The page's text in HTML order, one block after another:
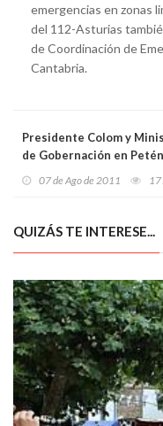
emergencias en zonas
del 112-Asturias
de Coordinación de
Cantabria.
Presidente Colom y
de Gobernación en Petén
07 de Ago de 2011
QUIZÁS TE INTERESE...